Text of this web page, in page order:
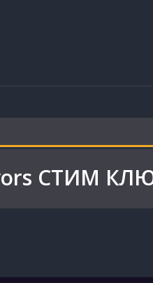
СТИМ